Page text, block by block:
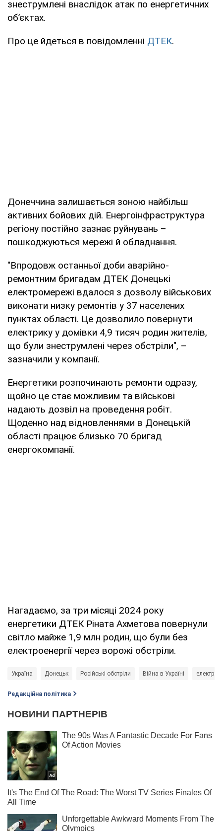
знеструмлені внаслідок атак по енергетичних
об’єктах.
Про це йдеться в повідомленні ДТЕК.
Донеччина залишається зоною найбільш
активних бойових дій. Енергоінфраструктура
регіону постійно зазнає руйнувань –
пошкоджуються мережі й обладнання.
"Впродовж останньої доби аварійно-
ремонтним бригадам ДТЕК Донецькі
електромережі вдалося з дозволу військових
виконати низку ремонтів у 37 населених
пунктах області. Це дозволило повернути
електрику у домівки 4,9 тисяч родин жителів,
що були знеструмлені через обстріли", –
зазначили у компанії.
Енергетики розпочинають ремонти одразу,
щойно це стає можливим та військові
надають дозвіл на проведення робіт.
Щоденно над відновленнями в Донецькій
області працює близько 70 бригад
енергокомпанії.
Нагадаємо, за три місяці 2024 року
енергетики ДТЕК Ріната Ахметова повернули
світло майже 1,9 млн родин, що були без
електроенергії через ворожі обстріли.
Україна Донецьк Російські обстріли Війна в Україні
Редакційна політика